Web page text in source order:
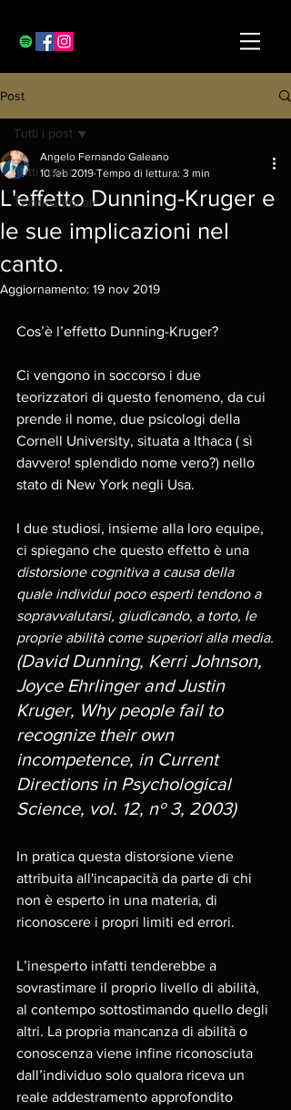
Post
Tutti i post
Tecnica Vocale
Tutti i post
L'effetto Dunning-Kruger e
le sue implicazioni nel
canto.
Angelo Fernando Galeano
10 feb 2019 Tempo di lettura: 3 min
Aggiornamento: 19 nov 2019
Cos’è l’effetto Dunning-Kruger?
Ci vengono in soccorso i due
teorizzatori di questo fenomeno, da cui
prende il nome, due psicologi della
Cornell University, situata a Ithaca ( sì
davvero! splendido nome vero?) nello
stato di New York negli Usa.
I due studiosi, insieme alla loro equipe,
ci spiegano che questo effetto è una
distorsione cognitiva a causa della
quale individui poco esperti tendono a
sopravvalutarsi, giudicando, a torto, le
proprie abilità come superiori alla media.
(David Dunning, Kerri Johnson,
Joyce Ehrlinger and Justin
Kruger, Why people fail to
recognize their own
incompetence, in Current
Directions in Psychological
Science, vol. 12, nº 3, 2003)
In pratica questa distorsione viene
attribuita all'incapacità da parte di chi
non è esperto in una materia, di
riconoscere i propri limiti ed errori.
L’inesperto infatti tenderebbe a
sovrastimare il proprio livello di abilità,
al contempo sottostimando quello degli
altri. La propria mancanza di abilità o
conoscenza viene infine riconosciuta
dall’individuo solo qualora riceva un
reale addestramento approfondito